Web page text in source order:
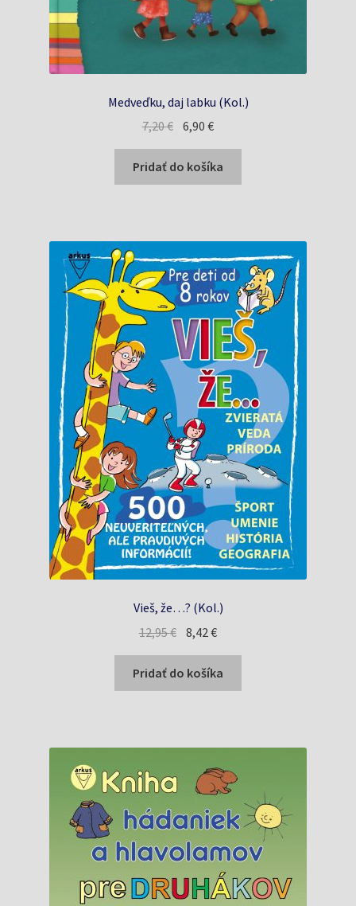
Medveďku, daj labku (Kol.)
7,20€ Pôvodná
cena
bola:
7,20 €.
6,90€Aktuálna
cena
je:
6,90 €.
Pridať do košíka
Vieš, že…? (Kol.)
12,95€ Pôvodná
bola:
12,95 €.
8,42€Aktuálna
je:
8,42 €.
Pridať do košíka